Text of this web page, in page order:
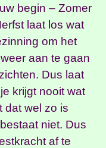
begin – Zomer
laat los wat
om het
aan te gaan
Dus laat
krijgt nooit wat
dat wel zo is
niet. Dus
af te